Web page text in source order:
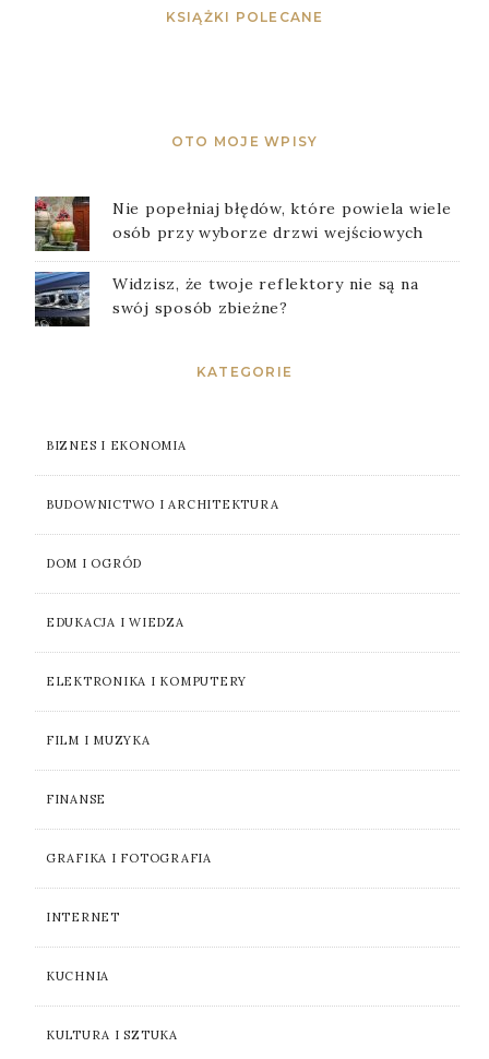
KSIĄŻKI POLECANE
OTO MOJE WPISY
Nie popełniaj błędów, które powiela wiele
osób przy wyborze drzwi wejściowych
Widzisz, że twoje reflektory nie są na
swój sposób zbieżne?
KATEGORIE
BIZNES I EKONOMIA
BUDOWNICTWO I ARCHITEKTURA
DOM I OGRÓD
EDUKACJA I WIEDZA
ELEKTRONIKA I KOMPUTERY
FILM I MUZYKA
FINANSE
GRAFIKA I FOTOGRAFIA
INTERNET
KUCHNIA
KULTURA I SZTUKA